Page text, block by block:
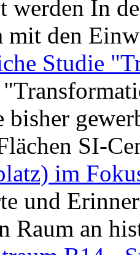
werden In
mit den
Studie
bisher
SI-
im
und
Raum an